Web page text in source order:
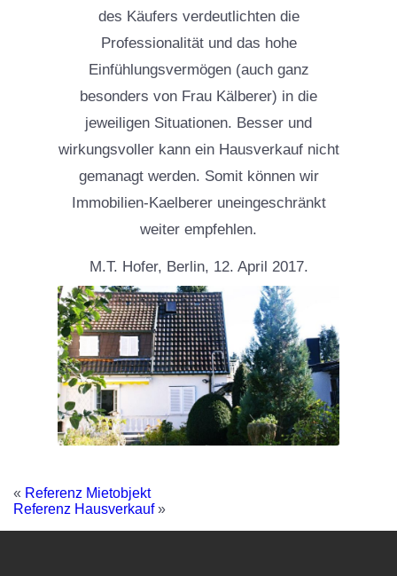
des Käufers verdeutlichten die
Professionalität und das hohe
Einfühlungsvermögen (auch ganz
besonders von Frau Kälberer) in die
jeweiligen Situationen. Besser und
wirkungsvoller kann ein Hausverkauf nicht
gemanagt werden. Somit können wir
Immobilien-Kaelberer uneingeschränkt
weiter empfehlen.
M.T. Hofer, Berlin, 12. April 2017.
« Referenz Mietobjekt
Referenz Hausverkauf»